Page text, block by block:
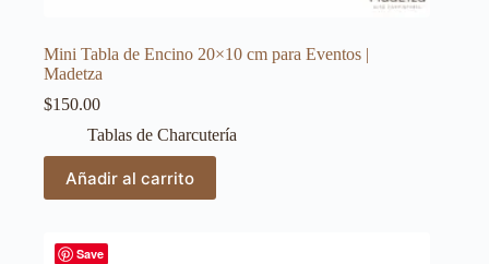
Mini Tabla de Encino 20×10 cm para Eventos |
Madetza
$150.00
Tablas de Charcutería
Añadir al carrito
Save